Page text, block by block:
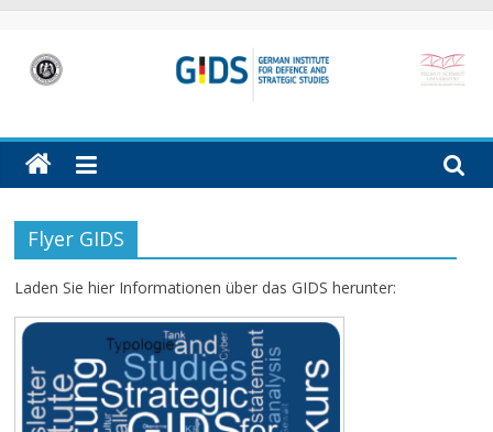
contentGIDS
German
Institute
Defence
and
Strategic
(GIDS)
Hamburg
Flyer GIDS
Laden Sie hier Informationen über das GIDS herunter: